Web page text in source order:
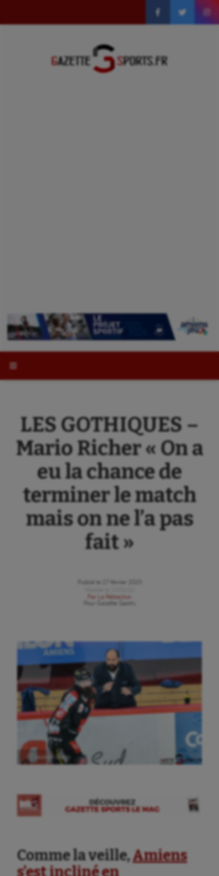
LES GOTHIQUES –
Mario Richer « On a
eu la chance de
terminer le match
mais on ne l’a pas
fait »
Publié le
27 février 2020
Par
La Rédaction
Gazette Sports
Ⓒ Gazette Sports
Comme la veille,Amiens
s’est incliné en